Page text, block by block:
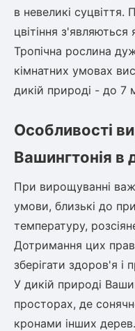
в невеликі суцвіття.
цвітіння
Тропічна рослина
кімнатних умовах
дикій природі - до 7
Особливості
Вашингтонія в
При вирощуванні
умови, близькі до
температуру,
Дотримання цих
зберігати здоров'я і
У дикій природі
просторах, де
кронами інших